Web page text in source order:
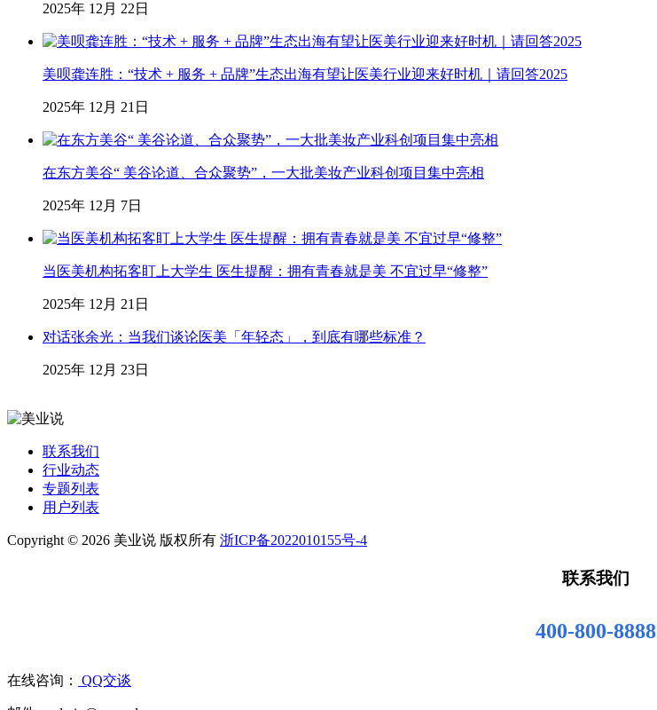
2025年 12月 22日
美呗龚连胜：“技术 + 服务 + 品牌”生态出海有望让医美行业迎来好时机｜请回答2025
2025年 12月 21日
在东方美谷“ 美谷论道、合众聚势”，一大批美妆产业科创项目集中亮相
2025年 12月 7日
当医美机构拓客盯上大学生 医生提醒：拥有青春就是美 不宜过早“修整”
2025年 12月 21日
对话张余光：当我们谈论医美「年轻态」，到底有哪些标准？
2025年 12月 23日
联系我们
行业动态
专题列表
用户列表
Copyright © 2026 美业说 版权所有 浙ICP备2022010155号-4
联系我们
400-800-8888
在线咨询： QQ交谈